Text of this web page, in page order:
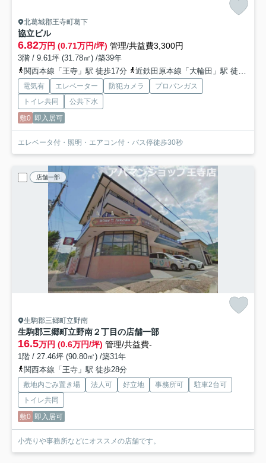
北葛城郡王寺町葛下
協立ビル
6.82万円 (0.71万円/坪) 管理/共益費3,300円
3階 / 9.61坪 (31.78㎡) /築39年
関西本線「王寺」駅 徒歩17分
近鉄田原本線「大輪田」駅 徒歩26分
電気有 エレベーター 防犯カメラ
プロパンガス
トイレ共同
公共下水
敷0 即入居可
エレベータ付・照明・エアコン付・バス停徒歩30秒
店舗一部
生駒郡三郷町立野南
生駒郡三郷町立野南２丁目の店舗一部
16.5万円 (0.6万円/坪) 管理/共益費-
1階 / 27.46坪 (90.80㎡) /築31年
関西本線「王寺」駅 徒歩28分
敷地内ごみ置き場 法人可 好立地 事務所可
駐車2台可
トイレ共同
敷0 即入居可
小売りや事務所などにオススメの店舗です。